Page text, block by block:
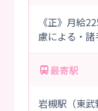
《正》月給
慮による・諸
最寄駅
岩槻駅（東